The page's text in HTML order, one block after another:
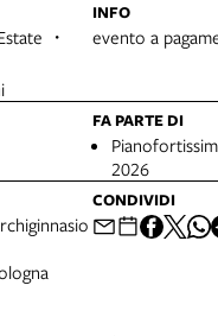
INFO
evento a
FA PARTE DI
2026
CONDIVIDI